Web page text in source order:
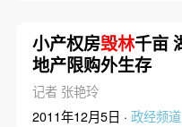
小产权房毁林千亩
地产限购外生存
记者 张艳玲
2011年12月5日 · 政经频道